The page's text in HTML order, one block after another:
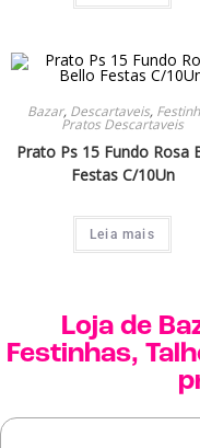
Bazar, Descartaveis,
Pratos Descartaveis
Prato Ps 15 Fundo Rosa
Festas C/10Un
Leia mais
Loja de
Festinhas,